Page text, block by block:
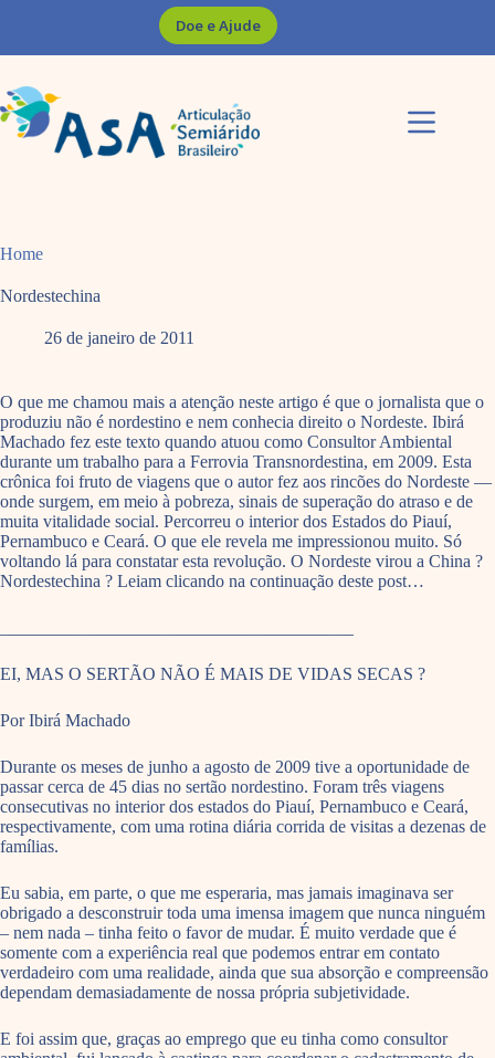
Doe e Ajude
Home
Nordestechina
26 de janeiro de 2011
O que me chamou mais a atenção neste artigo é que o jornalista que o
produziu não é nordestino e nem conhecia direito o Nordeste. Ibirá
Machado fez este texto quando atuou como Consultor Ambiental
durante um trabalho para a Ferrovia Transnordestina, em 2009. Esta
crônica foi fruto de viagens que o autor fez aos rincões do Nordeste —
onde surgem, em meio à pobreza, sinais de superação do atraso e de
muita vitalidade social. Percorreu o interior dos Estados do Piauí,
Pernambuco e Ceará. O que ele revela me impressionou muito. Só
voltando lá para constatar esta revolução. O Nordeste virou a China ?
Nordestechina ? Leiam clicando na continuação deste post…
EI, MAS O SERTÃO NÃO É MAIS DE VIDAS SECAS ?
Por Ibirá Machado
Durante os meses de junho a agosto de 2009 tive a oportunidade de
passar cerca de 45 dias no sertão nordestino. Foram três viagens
consecutivas no interior dos estados do Piauí, Pernambuco e Ceará,
respectivamente, com uma rotina diária corrida de visitas a dezenas de
famílias.
Eu sabia, em parte, o que me esperaria, mas jamais imaginava ser
obrigado a desconstruir toda uma imensa imagem que nunca ninguém
– nem nada – tinha feito o favor de mudar. É muito verdade que é
somente com a experiência real que podemos entrar em contato
verdadeiro com uma realidade, ainda que sua absorção e compreensão
dependam demasiadamente de nossa própria subjetividade.
E foi assim que, graças ao emprego que eu tinha como consultor